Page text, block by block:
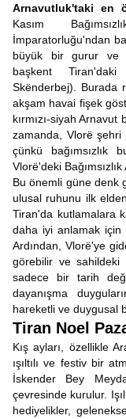
Arnavutluk'taki en
Kasım
İmparatorluğu'ndan
büyük bir gurur ve
başkent
Skënderbej). Burada
akşam havai fişek
kırmızı-siyah Arnavut
zamanda, Vlorë
çünkü bağımsızlık
Vlorë'deki
Bu önemli güne denk
ulusal ruhunu ilk
Tiran'da kutlamalara
daha iyi anlamak için
Ardından, Vlorë'ye
görebilir ve sahildeki
sadece bir tarih
dayanışma
hareketli ve duygusal
Tiran Noel
Kış ayları, özellikle
ışıltılı ve festiv bir
İskender Bey
çevresinde kurulur.
hediyelikler,